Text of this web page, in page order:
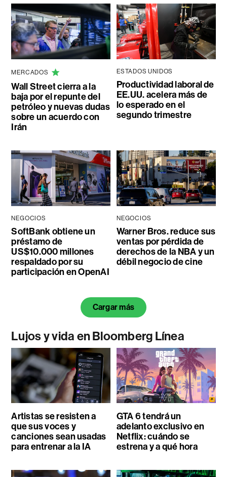
MERCADOS
Wall Street cierra a la
baja por el repunte del
petróleo y nuevas dudas
sobre un acuerdo con
Irán
ESTADOS UNIDOS
Productividad laboral de
EE.UU. acelera más de
lo esperado en el
segundo trimestre
NEGOCIOS
SoftBank obtiene un
préstamo de
US$10.000 millones
respaldado por su
participación en OpenAI
NEGOCIOS
Warner Bros. reduce sus
ventas por pérdida de
derechos de la NBA y un
débil negocio de cine
Cargar más
Lujos y vida en Bloomberg Línea
Artistas se resisten a
que sus voces y
canciones sean usadas
para entrenar a la IA
GTA 6 tendrá un
adelanto exclusivo en
Netflix: cuándo se
estrena y a qué hora